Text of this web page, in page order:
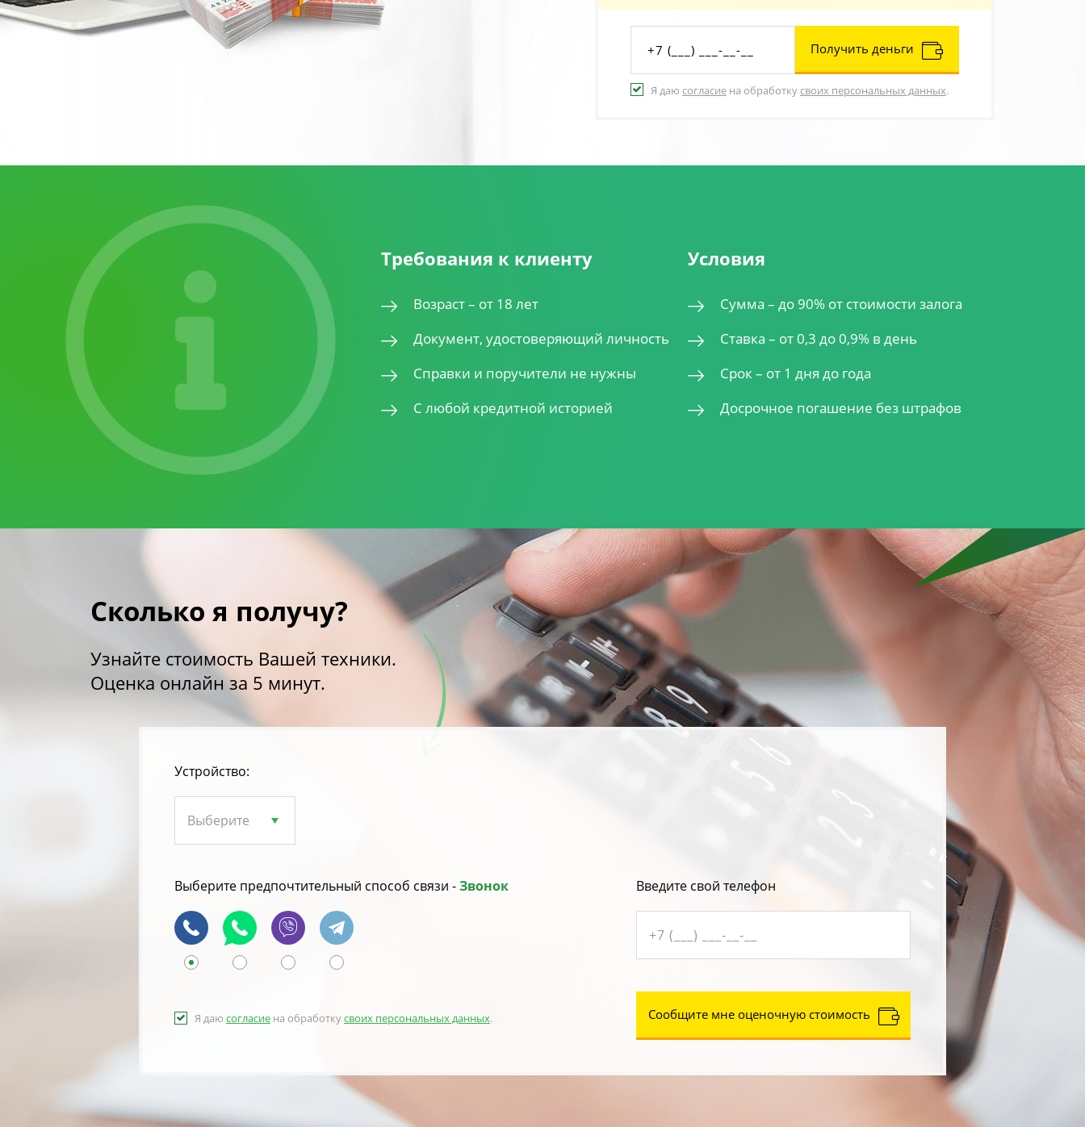
Получить деньги
Я даю согласие на обработкусвоих персональных данных.
Требования к клиенту
Возраст – от 18 лет
Документ, удостоверяющий личность
Справки и поручители не нужны
С любой кредитной историей
Условия
Сумма – до 90% от стоимости залога
Ставка – от 0,3 до 0,9% в день
Срок – от 1 дня до года
Досрочное погашение без штрафов
Сколько я получу?
Узнайте стоимость Вашей техники.
Оценка онлайн за 5 минут.
Устройство:
Выберите предпочтительный способ связи -Звонок
Я даю согласие на обработкусвоих персональных данных.
Введите свой телефон
Сообщите мне оценочную стоимость